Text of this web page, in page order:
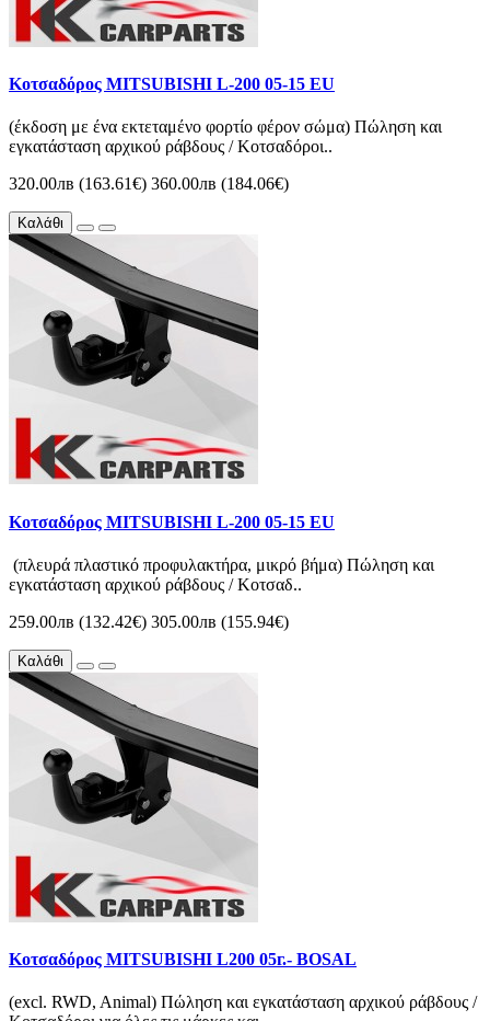
Κοτσαδόρος MITSUBISHI L-200 05-15 EU
(έκδοση με ένα εκτεταμένο φορτίο φέρον σώμα) Πώληση και
εγκατάσταση αρχικού ράβδους / Κοτσαδόροι..
320.00лв (163.61€) 360.00лв (184.06€)
Καλάθι
Κοτσαδόρος MITSUBISHI L-200 05-15 EU
(πλευρά πλαστικό προφυλακτήρα, μικρό βήμα) Πώληση και
εγκατάσταση αρχικού ράβδους / Κοτσαδ..
259.00лв (132.42€) 305.00лв (155.94€)
Καλάθι
Κοτσαδόρος MITSUBISHI L200 05г.- BOSAL
(excl. RWD, Animal) Πώληση και εγκατάσταση αρχικού ράβδους /